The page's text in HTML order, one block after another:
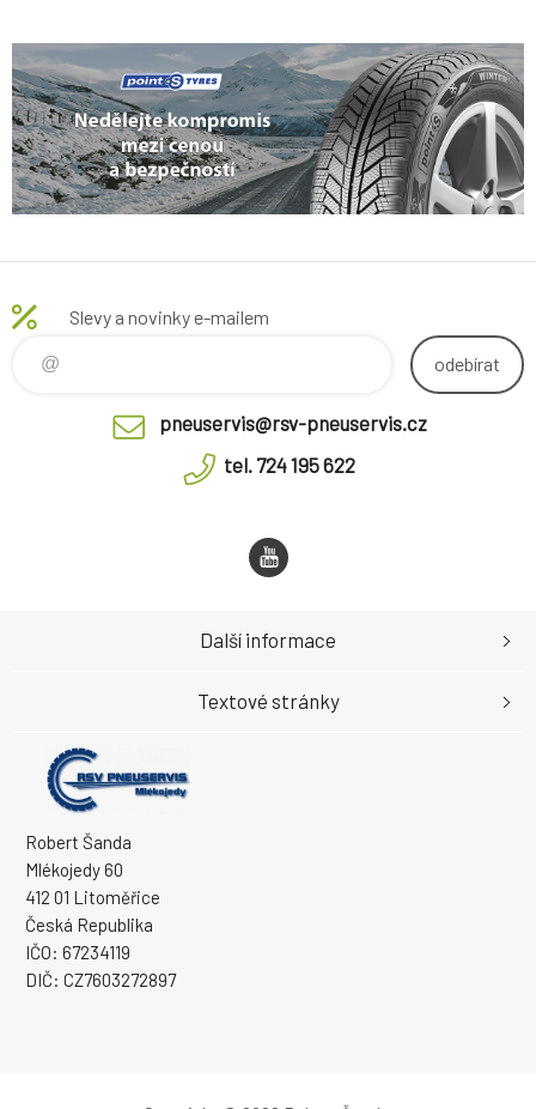
Slevy a novinky e-mailem
odebírat
pneuservis@rsv-pneuservis.cz
tel. 724 195 622
Robert Šanda
Mlékojedy 60
412 01 Litoměřice
Česká Republika
IČO: 67234119
DIČ: CZ7603272897
Další informace
Textové stránky